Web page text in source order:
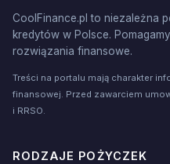
CoolFinance.pl to niezależna
kredytów w Polsce.
rozwiązania finansowe.
Treści na portalu mają charakter
finansowej. Przed zawarciem
i RRSO.
RODZAJE POŻYCZEK